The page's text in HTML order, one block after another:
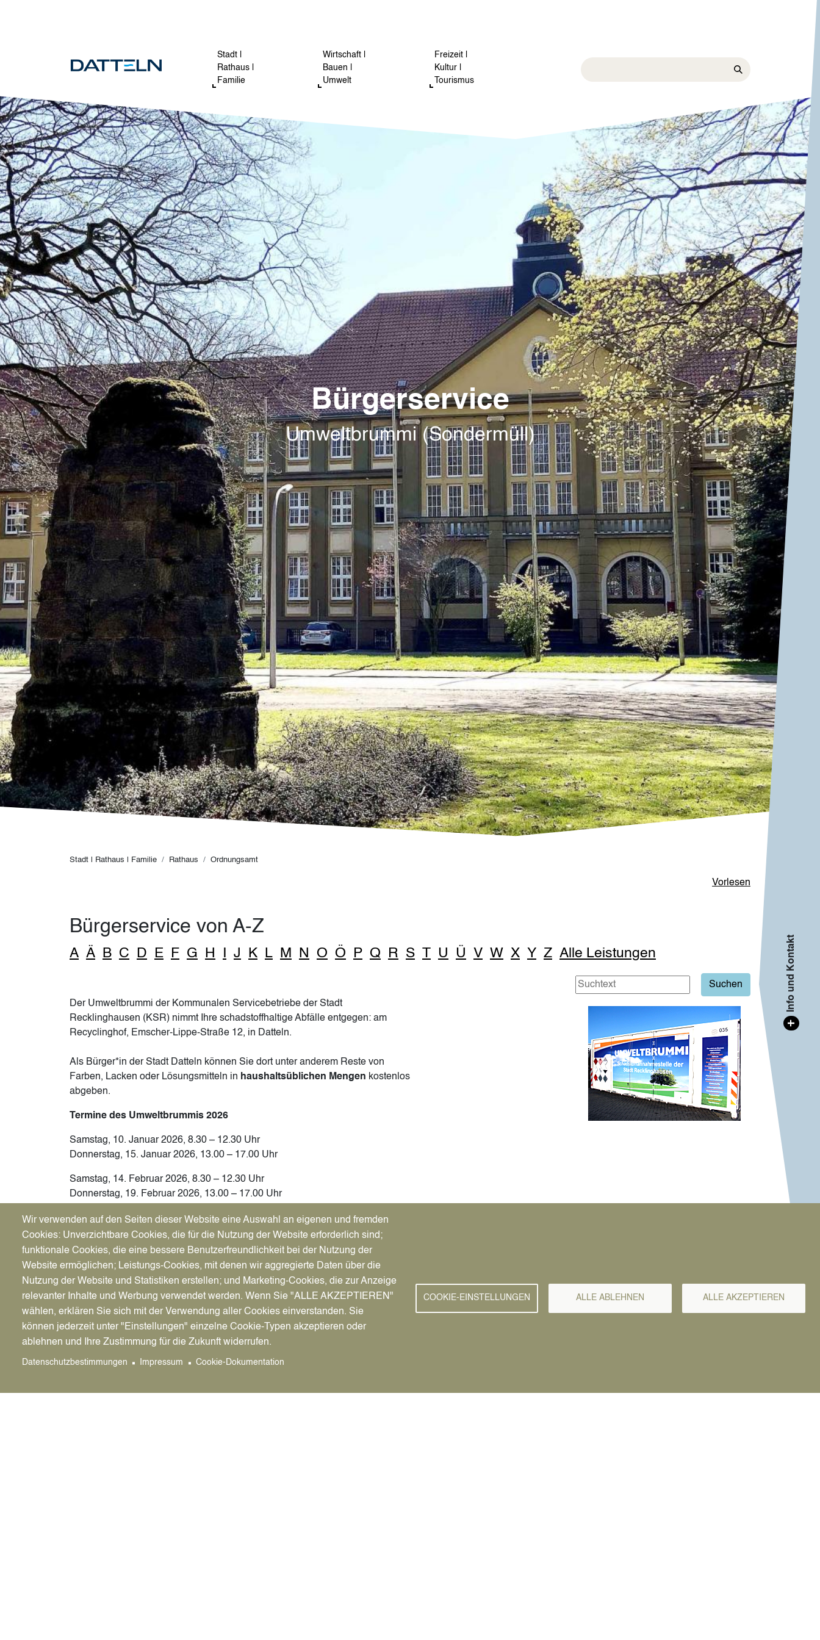
Stadt |
Rathaus |
Familie
Wirtschaft |
Bauen |
Umwelt
Freizeit |
Kultur |
Tourismus
Bürgerservice
Umweltbrummi (Sondermüll)
Pfadnavigation
Stadt | Rathaus | Familie Rathaus Ordnungsamt
Vorlesen
Bürgerservice von A-Z
A Ä B C D E F G H J K L M N O Ö P Q R S T U Ü V W X Y Z Alle Leistungen
Der Umweltbrummi der Kommunalen Servicebetriebe der Stadt
Recklinghausen (KSR) nimmt Ihre schadstoffhaltige Abfälle entgegen: am
Recyclinghof, Emscher-Lippe-Straße 12, in Datteln.
Als Bürger*in der Stadt Datteln können Sie dort unter anderem Reste von
Farben, Lacken oder Lösungsmitteln in haushaltsüblichen Mengen kostenlos
abgeben.
Termine des Umweltbrummis 2026
Samstag, 10. Januar 2026, 8.30 – 12.30 Uhr
Donnerstag, 15. Januar 2026, 13.00 – 17.00 Uhr
Samstag, 14. Februar 2026, 8.30 – 12.30 Uhr
Donnerstag, 19. Februar 2026, 13.00 – 17.00 Uhr
Samstag, 14. März 2026, 8.30 – 12.30 Uhr
Donnerstag, 19. März 2026, 13.00 – 17.00 Uhr
Samstag, 11. April 2026, 8.30 – 12.30 Uhr
Donnerstag, 16. April 2026, 13.00 – 17.00 Uhr
Samstag, 9. Mai 2026, 8.30 – 12.30 Uhr
Donnerstag, 21. Mai 2026, 13.00 – 17.00 Uhr
Samstag, 13. Juni 2026, 8.30 – 12.30 Uhr
Wir verwenden auf den Seiten dieser Website eine Auswahl an eigenen und fremden
Cookies: Unverzichtbare Cookies, die für die Nutzung der Website erforderlich sind;
funktionale Cookies, die eine bessere Benutzerfreundlichkeit bei der Nutzung der
Website ermöglichen; Leistungs-Cookies, mit denen wir aggregierte Daten über die
Nutzung der Website und Statistiken erstellen; und Marketing-Cookies, die zur Anzeige
relevanter Inhalte und Werbung verwendet werden. Wenn Sie "ALLE AKZEPTIEREN"
wählen, erklären Sie sich mit der Verwendung aller Cookies einverstanden. Sie
können jederzeit unter "Einstellungen" einzelne Cookie-Typen akzeptieren oder
ablehnen und Ihre Zustimmung für die Zukunft widerrufen.
Datenschutzbestimmungen Impressum Cookie-Dokumentation
COOKIE-EINSTELLUNGEN ALLE ABLEHNEN ALLE AKZEPTIEREN
+
Info und Kontakt